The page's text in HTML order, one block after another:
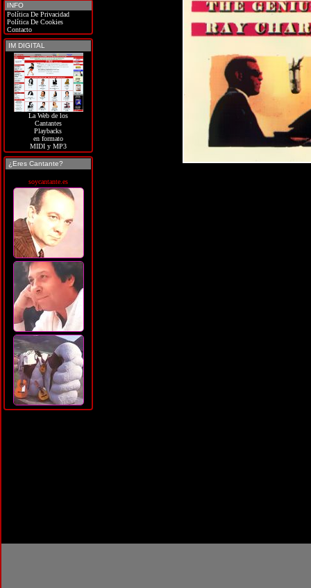
INFO
Política De Privacidad
Política De Cookies
Contacto
IM DIGITAL
La Web de los
Cantantes
Playbacks
en formato
MIDI y MP3
¿Eres Cantante?
soycantante.es